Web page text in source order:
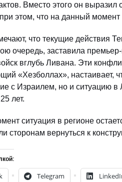
Вместо этого он
этом, что на данный
что текущие действия
очередь, заставила
вглубь Ливана. Эти
«Хезболлах», настаивает,
с Израилем, но и ситуацию в
лет.
ситуация в регионе
сторонам вернуться к
Telegram